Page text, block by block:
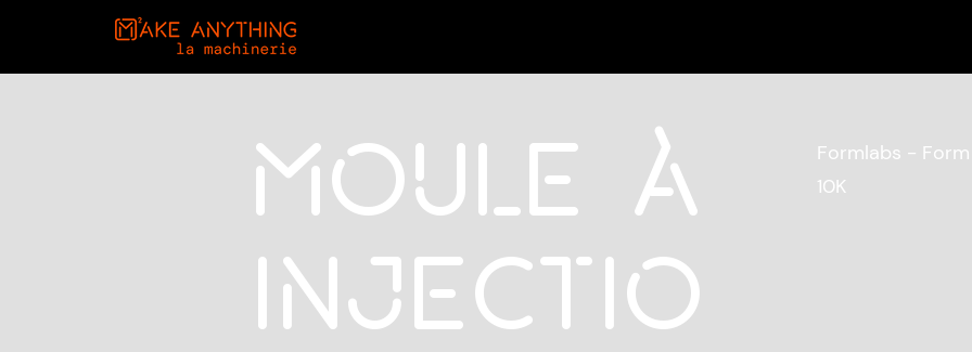
Moule à
injectio
Formlabs -
10K